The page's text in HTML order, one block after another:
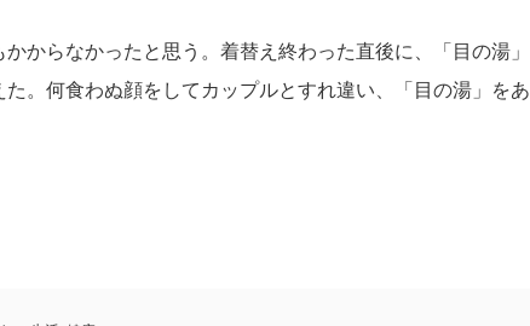
からなかったと思う。着替え終わった直後に、「目の湯」
。何食わぬ顔をしてカップルとすれ違い、「目の湯」をあ